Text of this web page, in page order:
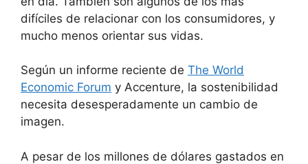
difíciles de relacionar con los consumidores, y
mucho menos orientar sus vidas.
Según un informe reciente de The World
Economic Forum y Accenture, la sostenibilidad
necesita desesperadamente un cambio de
imagen.
A pesar de los millones de dólares gastados en